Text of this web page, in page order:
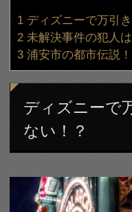
1 ディズニーで万引
2 未解決事件の犯人
3 浦安市の都市伝説
ディズニーで
ない！？